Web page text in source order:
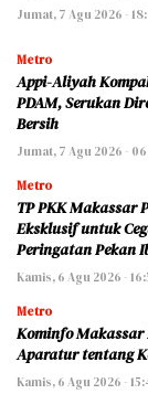
Jumat, 7 Agu 2026 -
Metro
Appi-Aliyah
PDAM, Serukan
Bersih
Jumat, 7 Agu 2026 -
Metro
TP PKK Makassar
Eksklusif untuk
Peringatan Pekan
Kamis, 6 Agu 2026 -
Metro
Kominfo Makassar
Aparatur tentang
Kamis, 6 Agu 2026 -